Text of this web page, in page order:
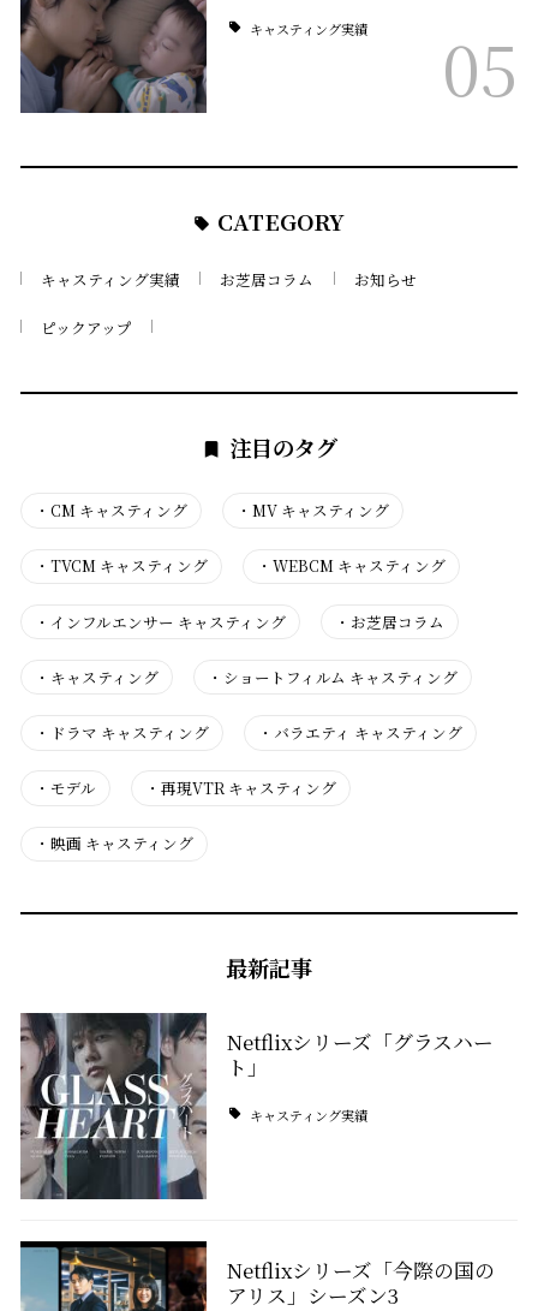
キャスティング実績 05
CATEGORY
キャスティング実績 お芝居コラム お知らせ
ピックアップ
注目のタグ
・ CM キャスティング ・MV キャスティング
・ TVCM キャスティング ・WEBCM キャスティング
・ インフルエンサー キャスティング ・ お芝居コラム
・ キャスティング ・ ショートフィルム キャスティング
・ ドラマ キャスティング ・ バラエティ キャスティング
・ モデル ・再現VTR キャスティング
・ 映画 キャスティング
最新記事
Netflixシリーズ「グラスハー
ト」
キャスティング実績
Netflixシリーズ「今際の国の
アリス」シーズン3